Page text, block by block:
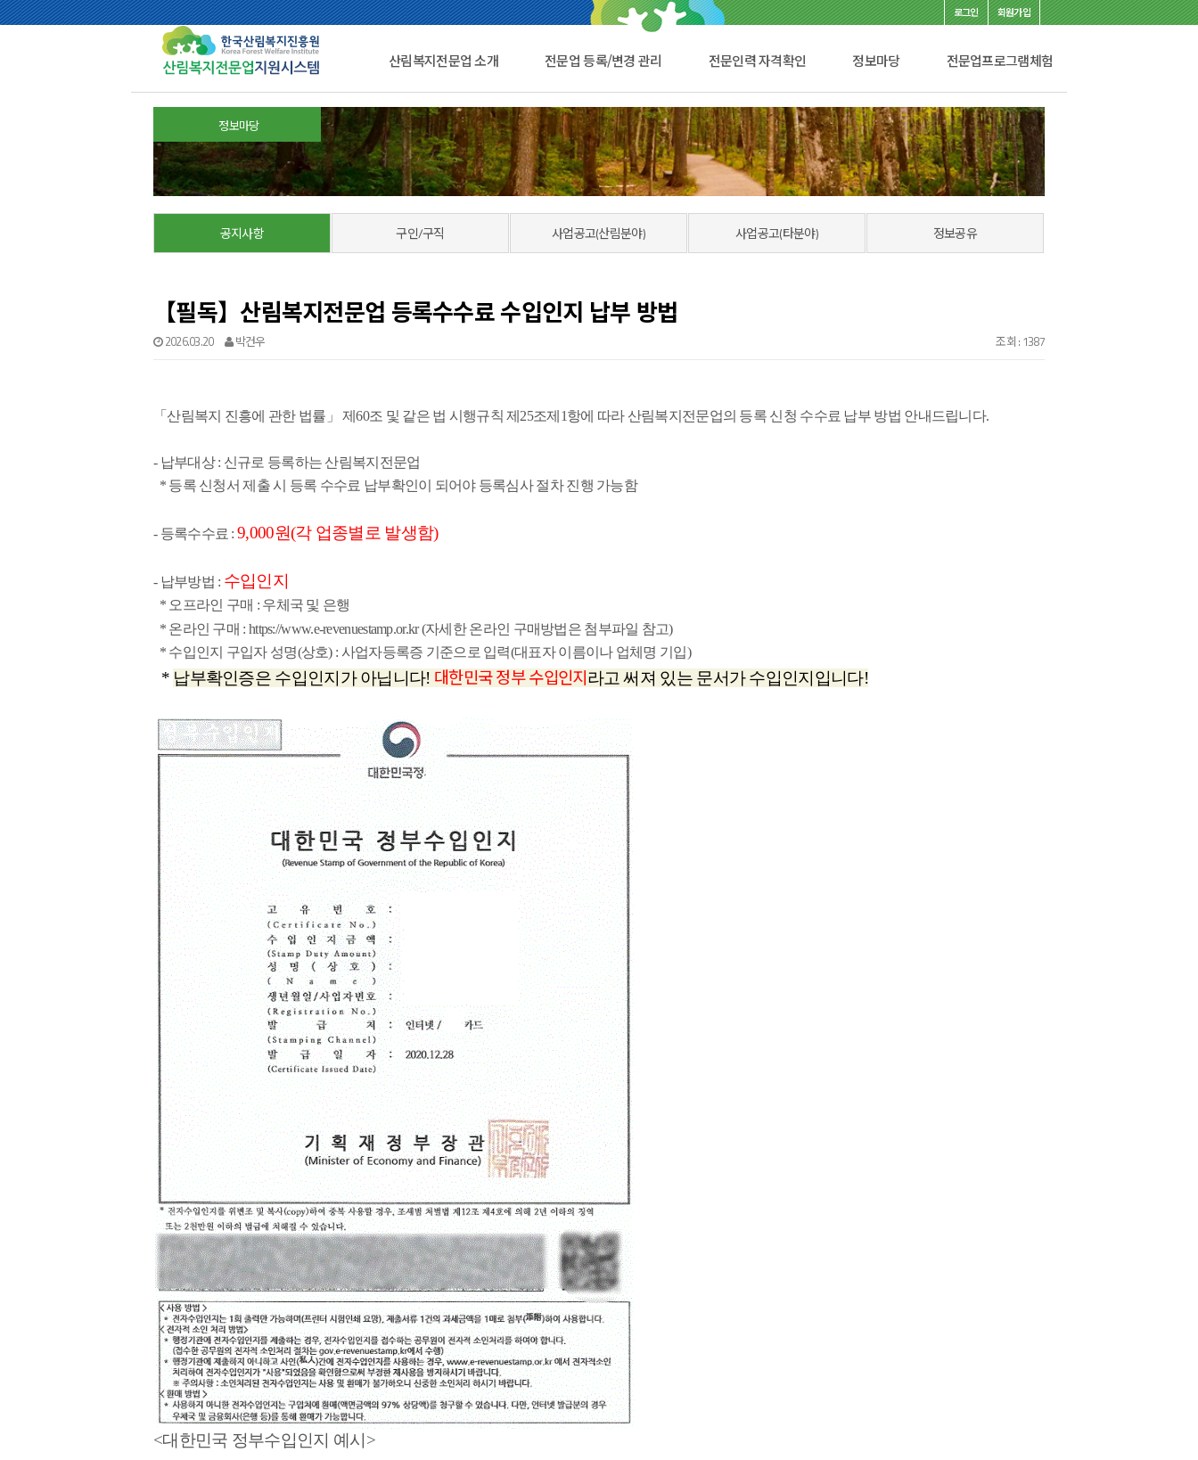
로그인 회원가입
산림복지전문업 소개 전문업 등록/변경 관리 전문인력 자격확인 정보마당 전문업프로그램체험
정보마당
공지사항 구인/구직 사업공고(산림분야) 사업공고(타분야) 정보공유
【필독】산림복지전문업 등록수수료 수입인지 납부 방법
2026.03.20 박건우 조회 : 1387
「산림복지 진흥에 관한 법률」 제60조 및 같은 법 시행규칙 제25조제1항에 따라 산림복지전문업의 등록 신청 수수료 납부 방법 안내드립니다.
- 납부대상 : 신규로 등록하는 산림복지전문업
* 등록 신청서 제출 시 등록 수수료 납부확인이 되어야 등록심사 절차 진행 가능함
- 등록수수료 : 9,000원(각 업종별로 발생함)
- 납부방법 : 수입인지
* 오프라인 구매 : 우체국 및 은행
* 온라인 구매 : https://www.e-revenuestamp.or.kr(자세한 온라인 구매방법은 첨부파일 참고)
* 수입인지 구입자 성명(상호) : 사업자등록증 기준으로 입력(대표자 이름이나 업체명 기입)
* 납부확인증은 수입인지가 아닙니다! 대한민국 정부 수입인지라고 써져 있는 문서가 수입인지입니다!
<대한민국 정부수입인지 예시>